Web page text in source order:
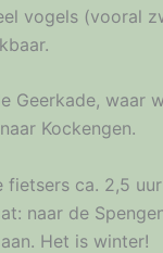
vogels (vooral
Geerkade, waar
Kockengen.
ca. 2,5
naar de
Het is winter!